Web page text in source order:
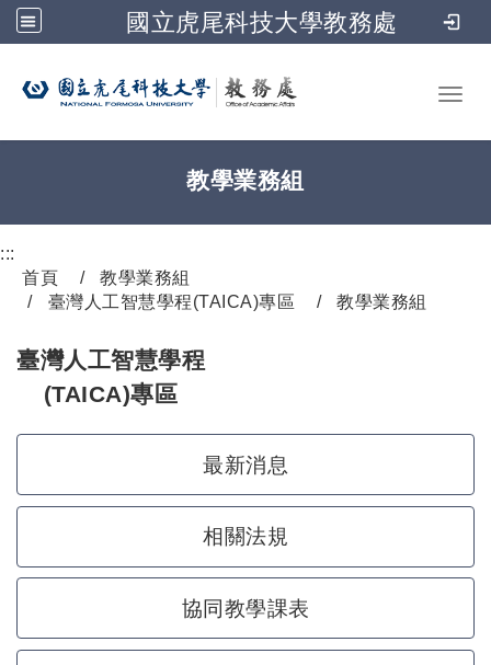
國立虎尾科技大學教務處
跳到主要內容
教學業務組
:::
首頁
教學業務組
臺灣人工智慧學程(TAICA)專區
教學業務組
臺灣人工智慧學程
(TAICA)專區
最新消息
相關法規
協同教學課表